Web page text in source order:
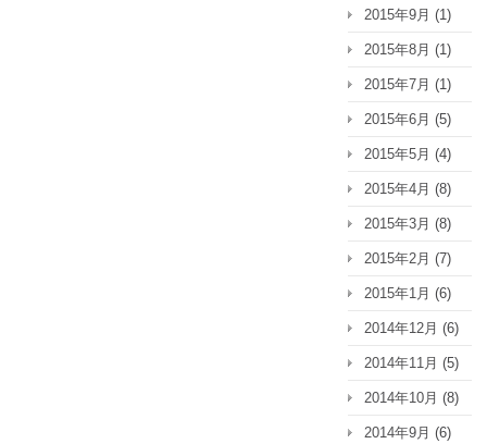
2015年9月 (1)
2015年8月 (1)
2015年7月 (1)
2015年6月 (5)
2015年5月 (4)
2015年4月 (8)
2015年3月 (8)
2015年2月 (7)
2015年1月 (6)
2014年12月 (6)
2014年11月 (5)
2014年10月 (8)
2014年9月 (6)